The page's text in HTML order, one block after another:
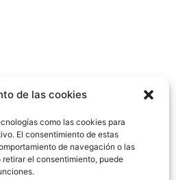
de las cookies
como las cookies para
El consentimiento de estas
de navegación o las
el consentimiento, puede